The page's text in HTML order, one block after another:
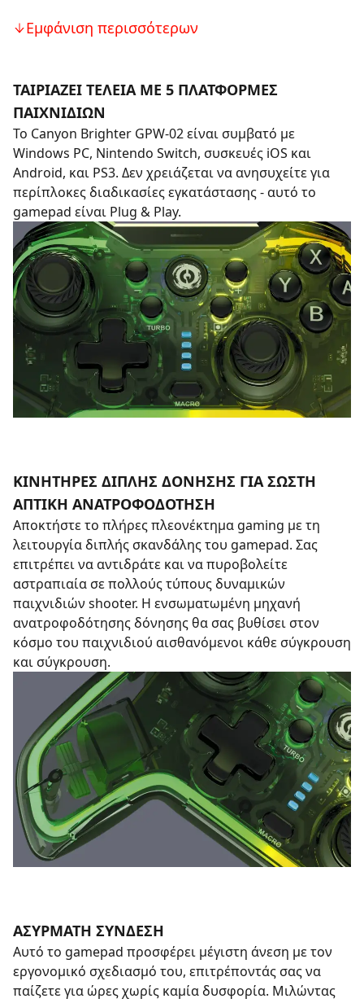
Εμφάνιση περισσότερων
ΤΑΙΡΙΑΖΕΙ ΤΕΛΕΙΑ ΜΕ 5 ΠΛΑΤΦΟΡΜΕΣ
ΠΑΙΧΝΙΔΙΩΝ
Το Canyon Brighter GPW-02 είναι συμβατό με
Windows PC, Nintendo Switch, συσκευές iOS και
Android, και PS3. Δεν χρειάζεται να ανησυχείτε για
περίπλοκες διαδικασίες εγκατάστασης - αυτό το
gamepad είναι Plug & Play.
ΚΙΝΗΤΗΡΕΣ ΔΙΠΛΗΣ ΔΟΝΗΣΗΣ ΓΙΑ ΣΩΣΤΗ
ΑΠΤΙΚΗ ΑΝΑΤΡΟΦΟΔΟΤΗΣΗ
Αποκτήστε το πλήρες πλεονέκτημα gaming με τη
λειτουργία διπλής σκανδάλης του gamepad. Σας
επιτρέπει να αντιδράτε και να πυροβολείτε
αστραπιαία σε πολλούς τύπους δυναμικών
παιχνιδιών shooter. Η ενσωματωμένη μηχανή
ανατροφοδότησης δόνησης θα σας βυθίσει στον
κόσμο του παιχνιδιού αισθανόμενοι κάθε σύγκρουση
και σύγκρουση.
ΑΣΥΡΜΑΤΗ ΣΥΝΔΕΣΗ
Αυτό το gamepad προσφέρει μέγιστη άνεση με τον
εργονομικό σχεδιασμό του, επιτρέποντάς σας να
παίζετε για ώρες χωρίς καμία δυσφορία. Μιλώντας